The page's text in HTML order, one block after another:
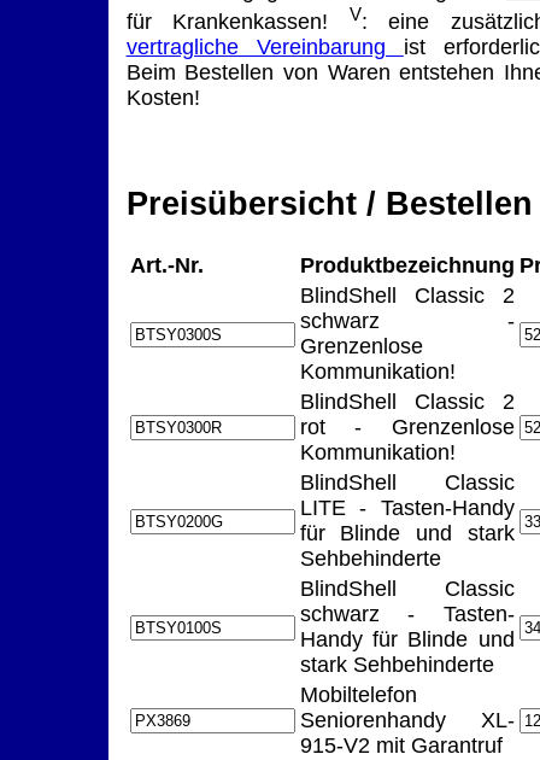
für Krankenkassen!
V: eine
vertragliche Vereinbarung ist
Beim Bestellen von Waren entstehen
Kosten!
Preisübersicht / Bestellen
Art.-Nr. Produktbezeichnung
BlindShell Classic 2
schwarz -
Grenzenlose
Kommunikation!
BlindShell Classic 2
rot - Grenzenlose
Kommunikation!
BlindShell Classic
LITE - Tasten-Handy
für Blinde und stark
Sehbehinderte
BlindShell Classic
schwarz - Tasten-
Handy für Blinde und
stark Sehbehinderte
Mobiltelefon
Seniorenhandy XL-
915-V2 mit Garantruf